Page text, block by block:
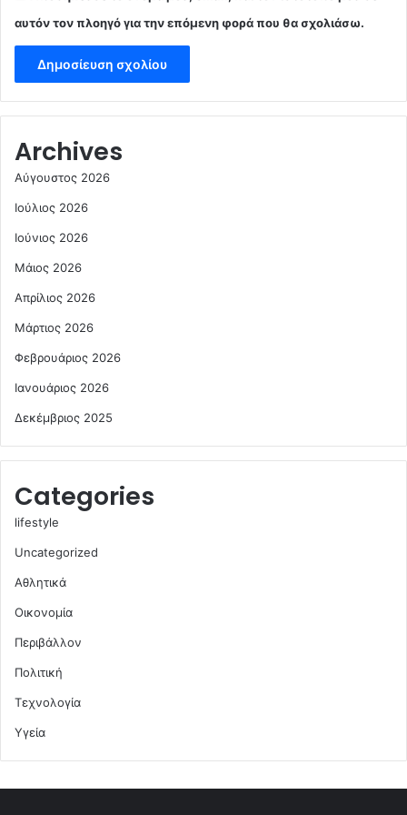
αυτόν τον πλοηγό για την επόμενη φορά που θα σχολιάσω.
Archives
Αύγουστος 2026
Ιούλιος 2026
Ιούνιος 2026
Μάιος 2026
Απρίλιος 2026
Μάρτιος 2026
Φεβρουάριος 2026
Ιανουάριος 2026
Δεκέμβριος 2025
Categories
lifestyle
Uncategorized
Αθλητικά
Οικονομία
Περιβάλλον
Πολιτική
Τεχνολογία
Υγεία